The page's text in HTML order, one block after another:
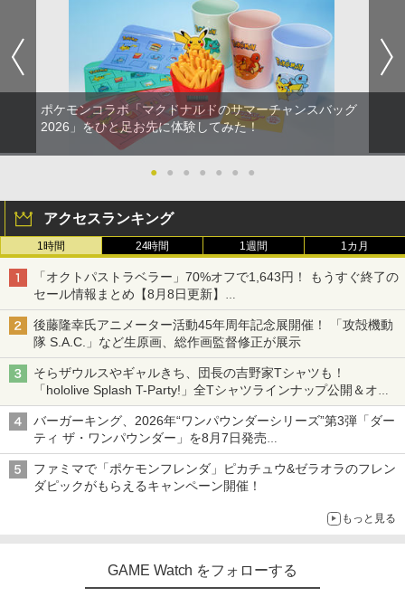
ポケモンコラボ「マクドナルドのサマーチャンスバッグ
2026」をひと足お先に体験してみた！
● ● ● ● ● ● ●
アクセスランキング
1時間 24時間 1週間 1カ月
「オクトパストラベラー」70%オフで1,643円！ もうすぐ終了の
セール情報まとめ【8月8日更新】
ニンテンドーeショップでは「大神 絶景版」が67%オフで990円
後藤隆幸氏アニメーター活動45年周年記念展開催！ 「攻殻機動
隊 S.A.C.」など生原画、総作画監督修正が展示
そらザウルスやギャルきち、団長の吉野家Tシャツも！
「hololive Splash T-Party!」全Tシャツラインナップ公開＆オン
ライン販売開始
バーガーキング、2026年“ワンパウンダーシリーズ”第3弾「ダー
ティ ザ・ワンパウンダー」を8月7日発売
「特製ガーリックマヨソース」を使用した超大型チーズバーガー
ファミマで「ポケモンフレンダ」ピカチュウ&ゼラオラのフレン
ダピックがもらえるキャンペーン開催！
もっと見る
GAME Watch をフォローする